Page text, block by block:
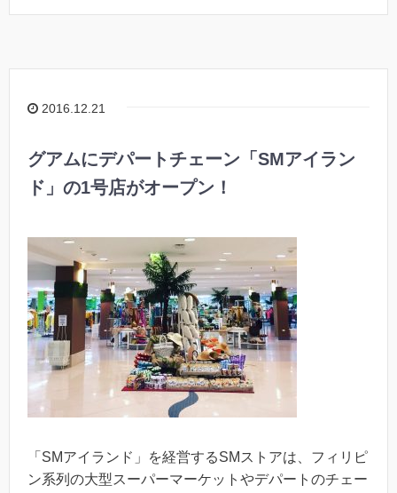
2016.12.21
グアムにデパートチェーン「SMアイラン
ド」の1号店がオープン！
「SMアイランド」を経営するSMストアは、フィリピ
ン系列の大型スーパーマーケットやデパートのチェー